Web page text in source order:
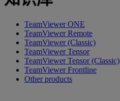
TeamViewer ONE
TeamViewer Remote
TeamViewer (Classic)
TeamViewer Tensor
TeamViewer Tensor (Classic)
TeamViewer Frontline
Other products